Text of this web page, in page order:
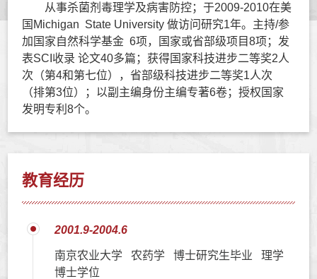
从事杀菌剂毒理学及病害防控；于2009-2010在美
国Michigan State University 做访问研究1年。主持/参
加国家自然科学基金 6项，国家或省部级项目8项；发
表SCI收录 论文40多篇；获得国家科技进步二等奖2人
次（第4和第七位），省部级科技进步二等奖1人次
（排第3位）；以副主编身份主编专著6卷；授权国家
发明专利8个。
教育经历
2001.9-2004.6
南京农业大学 农药学 博士研究生毕业 理学
博士学位